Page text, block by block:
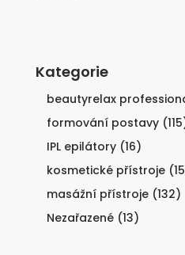
Kategorie
beautyrelax
formování postavy
IPL epilátory (16)
kosmetické přístroje
masážní přístroje (132)
Nezařazené (13)